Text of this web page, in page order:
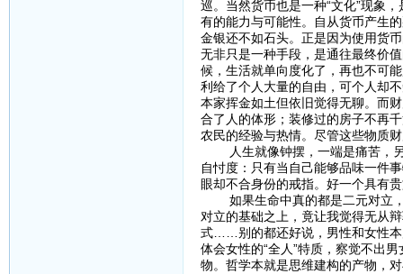
巡。当然货币也是一种“文化”现象
有的能力与可能性。自从货币产生
金银还不如石头。正是因为使用货
无非只是一种手段，是通往最终价
候，生活就单向度化了，再也不可
利给了个人大量的自由，可个人却
本家挥金如土但依旧觉得无聊。而
合了人的体形；装修过的房子不再
农民的经验与热情。尽管这些物质
人生就像钟摆，一端是痛苦，另
自忖度：只有当自己能够品味一件
眼却不合身份的戒指。好一个具有
如果生命中真的都是二元对立，
对立的基础之上，竟让我觉得无从
式……别的都还好说，男性和女性本
体会女性的“全人”特质，察觉不出
物。哲学本就是思维建构的产物，